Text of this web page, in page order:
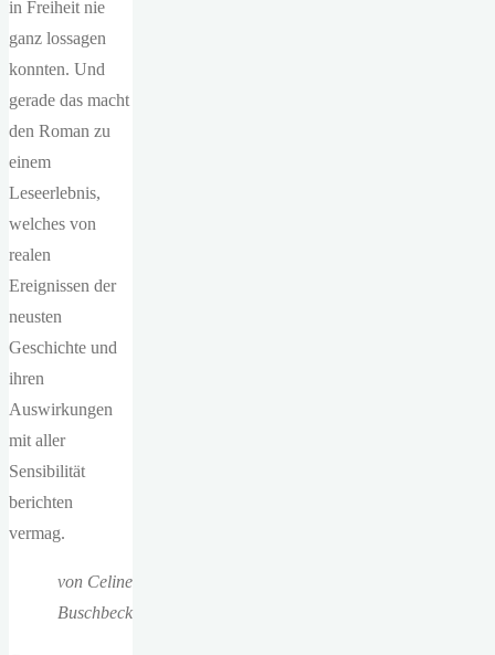
in Freiheit nie
ganz lossagen
konnten. Und
gerade das macht
den Roman zu
einem
Leseerlebnis,
welches von
realen
Ereignissen der
neusten
Geschichte und
ihren
Auswirkungen
mit aller
Sensibilität
berichten
vermag.
von Celine
Buschbeck